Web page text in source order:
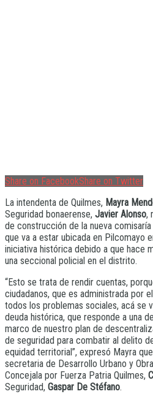
Share on FacebookShare on Twitter
La intendenta de Quilmes, Mayra
Seguridad bonaerense, Javier Alonso,
de construcción de la nueva
que va a estar ubicada en Pilcomayo
iniciativa histórica debido a que hace
una seccional policial en el distrito.
“Esto se trata de rendir cuentas,
ciudadanos, que es administrada por
todos los problemas sociales, acá se
deuda histórica, que responde a una
marco de nuestro plan de
de seguridad para combatir al delito
equidad territorial”, expresó Mayra
secretaria de Desarrollo Urbano y
Concejala por Fuerza Patria Quilmes,
Seguridad, Gaspar De Stéfano.